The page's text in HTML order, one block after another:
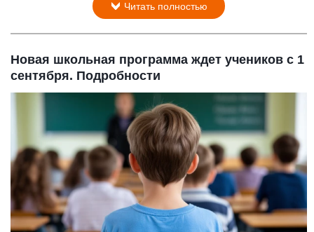
Читать полностью
Новая школьная программа ждет учеников с 1
сентября. Подробности